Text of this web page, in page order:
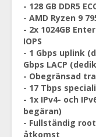
- 128 GB DDR5
- AMD Ryzen 9
- 2x 1024GB
IOPS
- 1 Gbps uplink
Gbps LACP
- Obegränsad
- 17 Tbps
- 1x IPv4- och
begäran)
- Fullständig
åtkomst